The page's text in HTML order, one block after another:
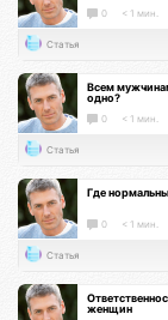
0 < 1 мин.
Статья
Всем
одно?
0 < 1 мин.
Статья
Где
0 < 1 мин.
Статья
женщин